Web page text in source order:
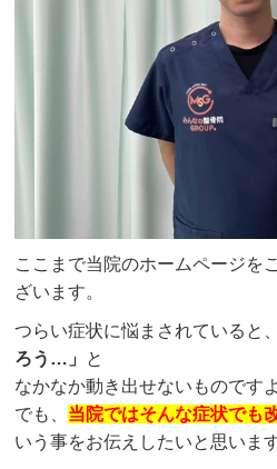
ここまで当院のホームページを
ざいます。
つらい症状に悩まされていると、
ろう…」 と
なかなか動き出せないものです
でも、 当院ではそんな症状でも
いう事をお伝えしたいと思います